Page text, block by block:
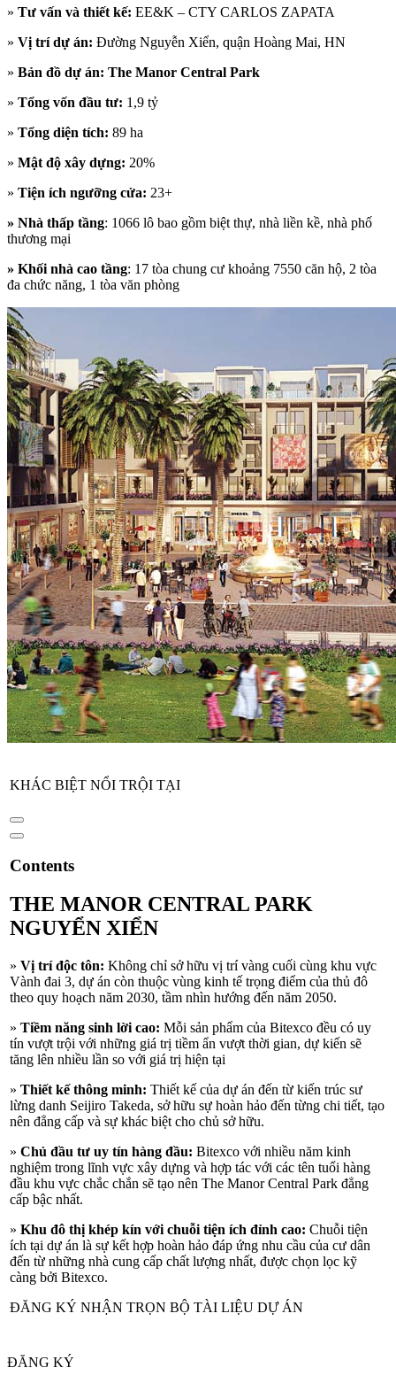
» Tư vấn và thiết kế: EE&K – CTY CARLOS ZAPATA
» Vị trí dự án: Đường Nguyễn Xiển, quận Hoàng Mai, HN
» Bản đồ dự án: The Manor Central Park
» Tổng vốn đầu tư: 1,9 tỷ
» Tổng diện tích: 89 ha
» Mật độ xây dựng: 20%
» Tiện ích ngưỡng cửa: 23+
» Nhà thấp tầng: 1066 lô bao gồm biệt thự, nhà liền kề, nhà phố
thương mại
» Khối nhà cao tầng: 17 tòa chung cư khoảng 7550 căn hộ, 2 tòa
đa chức năng, 1 tòa văn phòng
KHÁC BIỆT NỔI TRỘI TẠI
Contents
THE MANOR CENTRAL PARK
NGUYỂN XIỂN
» Vị trí độc tôn: Không chỉ sở hữu vị trí vàng cuối cùng khu vực
Vành đai 3, dự án còn thuộc vùng kinh tế trọng điểm của thủ đô
theo quy hoạch năm 2030, tầm nhìn hướng đến năm 2050.
» Tiềm năng sinh lời cao: Mỗi sản phẩm của Bitexco đều có uy
tín vượt trội với những giá trị tiềm ẩn vượt thời gian, dự kiến sẽ
tăng lên nhiều lần so với giá trị hiện tại
» Thiết kế thông minh: Thiết kế của dự án đến từ kiến trúc sư
lừng danh Seijiro Takeda, sở hữu sự hoàn hảo đến từng chi tiết, tạo
nên đẳng cấp và sự khác biệt cho chủ sở hữu.
» Chủ đầu tư uy tín hàng đầu: Bitexco với nhiều năm kinh
nghiệm trong lĩnh vực xây dựng và hợp tác với các tên tuổi hàng
đầu khu vực chắc chắn sẽ tạo nên The Manor Central Park đẳng
cấp bậc nhất.
» Khu đô thị khép kín với chuỗi tiện ích đỉnh cao: Chuỗi tiện
ích tại dự án là sự kết hợp hoàn hảo đáp ứng nhu cầu của cư dân
đến từ những nhà cung cấp chất lượng nhất, được chọn lọc kỹ
càng bởi Bitexco.
ĐĂNG KÝ NHẬN TRỌN BỘ TÀI LIỆU DỰ ÁN
ĐĂNG KÝ